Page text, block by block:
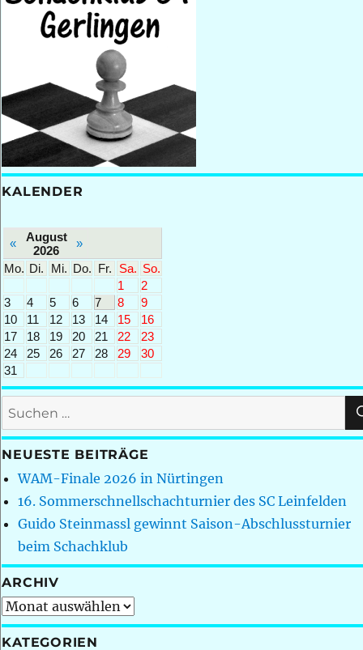
KALENDER
«
August
2026
»
Mo. Di. Mi. Do. Fr. Sa. So.
1
2
3
4 5 6 7 8
9
10
11 12 13 14 15
16
17
18 19 20 21 22
23
24
25 26 27 28 29
30
31
Suchen
nach:
NEUESTE BEITRÄGE
WAM-Finale 2026 in Nürtingen
16. Sommerschnellschachturnier des SC Leinfelden
Guido Steinmassl gewinnt Saison-Abschlussturnier
beim Schachklub
ARCHIV
Archiv
KATEGORIEN